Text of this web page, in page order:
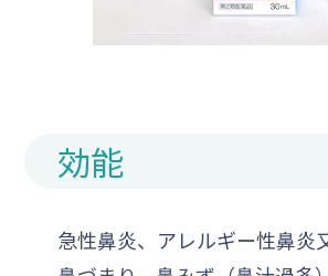
効能
急性鼻炎、アレルギー性鼻炎